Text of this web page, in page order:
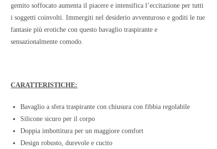
gemito soffocato aumenta il piacere e intensifica l’eccitazione per tutti
i soggetti coinvolti. Immergiti nel desiderio avventuroso e goditi le tue
fantasie più erotiche con questo bavaglio traspirante e
sensazionalmente comodo.
CARATTERISTICHE:
Bavaglio a sfera traspirante con chiusura con fibbia regolabile
Silicone sicuro per il corpo
Doppia imbottitura per un maggiore comfort
Design robusto, durevole e cucito